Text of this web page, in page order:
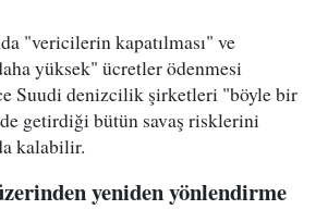
"vericilerin kapatılması" ve
yüksek" ücretler ödenmesi
Suudi denizcilik şirketleri "böyle bir
getirdiği bütün savaş risklerini
kalabilir.
yeniden yönlendirme